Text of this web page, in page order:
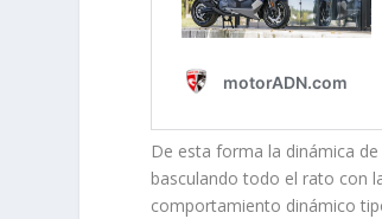
De esta forma la dinámica
basculando todo el rato con
comportamiento dinámico